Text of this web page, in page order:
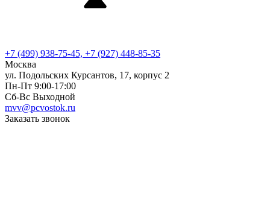
+7 (499) 938-75-45, +7 (927) 448-85-35
Москва
ул. Подольских Курсантов, 17, корпус 2
Пн-Пт 9:00-17:00
Сб-Вс Выходной
mvv@pcvostok.ru
Заказать звонок